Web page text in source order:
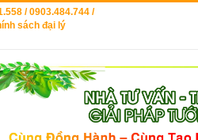
/ 0903.484.744 /
sách đại lý